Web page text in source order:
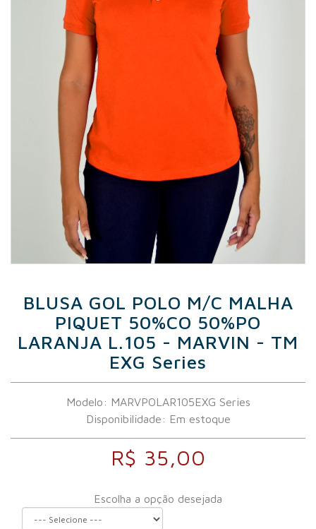
BLUSA GOL POLO M/C MALHA
PIQUET 50%CO 50%PO
LARANJA L.105 - MARVIN - TM
EXG Series
Modelo: MARVPOLAR105EXG Series
Disponibilidade: Em estoque
R$ 35,00
Escolha a opção desejada